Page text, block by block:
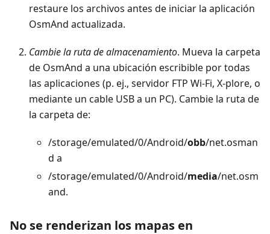
restaure los archivos antes de iniciar la aplicación
OsmAnd actualizada.
Cambie la ruta de almacenamiento. Mueva la carpeta
de OsmAnd a una ubicación escribible por todas
las aplicaciones (p. ej., servidor FTP Wi-Fi, X-plore, o
mediante un cable USB a un PC). Cambie la ruta de
la carpeta de:
/storage/emulated/0/Android/obb/net.osman
d a
/storage/emulated/0/Android/media/net.osm
and.
No se renderizan los mapas en